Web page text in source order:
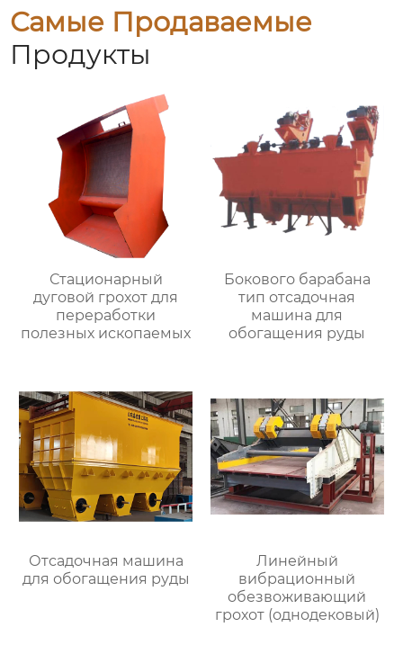
Самые Продаваемые
Продукты
Стационарный
дуговой грохот для
переработки
полезных ископаемых
Бокового барабана
тип отсадочная
машина для
обогащения руды
Отсадочная машина
для обогащения руды
Линейный
вибрационный
обезвоживающий
грохот (однодековый)